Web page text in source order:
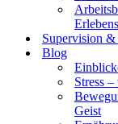
Supervision
Blog
Stress
Geist